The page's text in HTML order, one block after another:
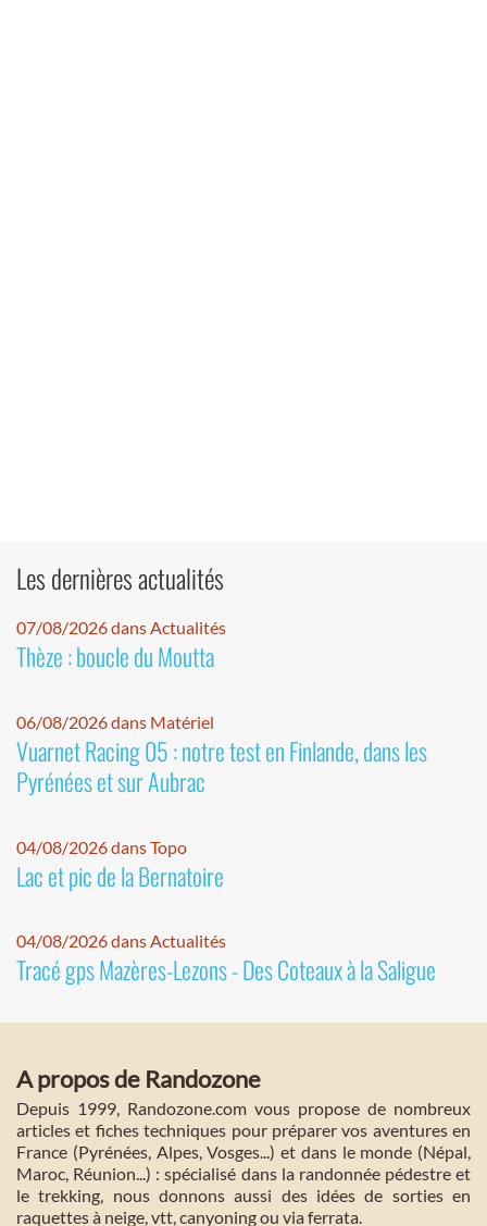
Les dernières actualités
07/08/2026 dans Actualités
Thèze : boucle du Moutta
06/08/2026 dans Matériel
Vuarnet Racing 05 : notre test en Finlande, dans les
Pyrénées et sur Aubrac
04/08/2026 dans Topo
Lac et pic de la Bernatoire
04/08/2026 dans Actualités
Tracé gps Mazères-Lezons - Des Coteaux à la Saligue
A propos de Randozone
Depuis 1999, Randozone.com vous propose de nombreux
articles et fiches techniques pour préparer vos aventures en
France (Pyrénées, Alpes, Vosges...) et dans le monde (Népal,
Maroc, Réunion...) : spécialisé dans la randonnée pédestre et
le trekking, nous donnons aussi des idées de sorties en
raquettes à neige, vtt, canyoning ou via ferrata.